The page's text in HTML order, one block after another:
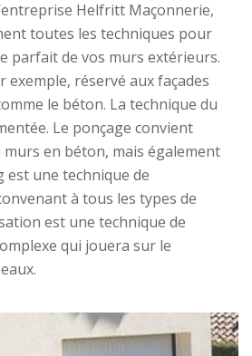
Helfritt Maçonnerie,
toutes les techniques pour
parfait de vos murs extérieurs.
exemple, réservé aux façades
le béton. La technique du
Le ponçage convient
en béton, mais également
est une technique de
à tous les types de
est une technique de
qui jouera sur le